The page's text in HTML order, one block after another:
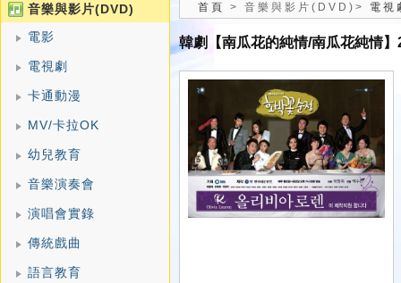
音樂與影片(DVD)
電影
電視劇
卡通動漫
MV/卡拉OK
幼兒教育
音樂演奏會
演唱會實錄
傳統戲曲
語言教育
首頁 > 音樂與影片(DVD) > 電視
韓劇【南瓜花的純情/南瓜花純情